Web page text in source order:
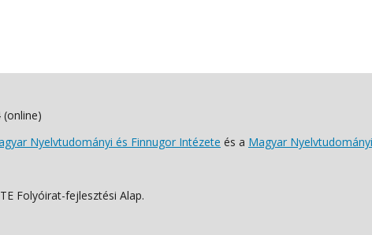
(online)
Nyelvtudományi és Finnugor Intézete és a Magyar
Folyóirat-fejlesztési Alap.